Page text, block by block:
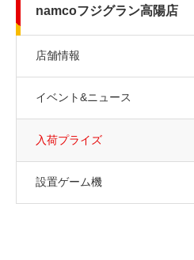
namcoフジグラン高陽店
店舗情報
イベント&ニュース
入荷プライズ
設置ゲーム機